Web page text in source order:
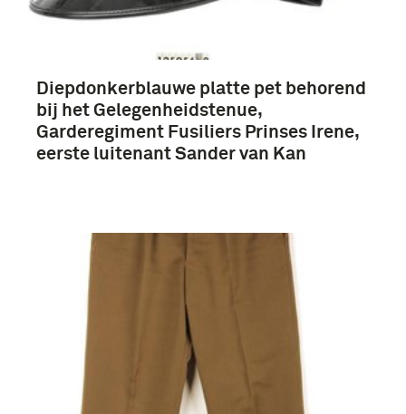
Diepdonkerblauwe platte pet behorend
bij het Gelegenheidstenue,
Garderegiment Fusiliers Prinses Irene,
eerste luitenant Sander van Kan